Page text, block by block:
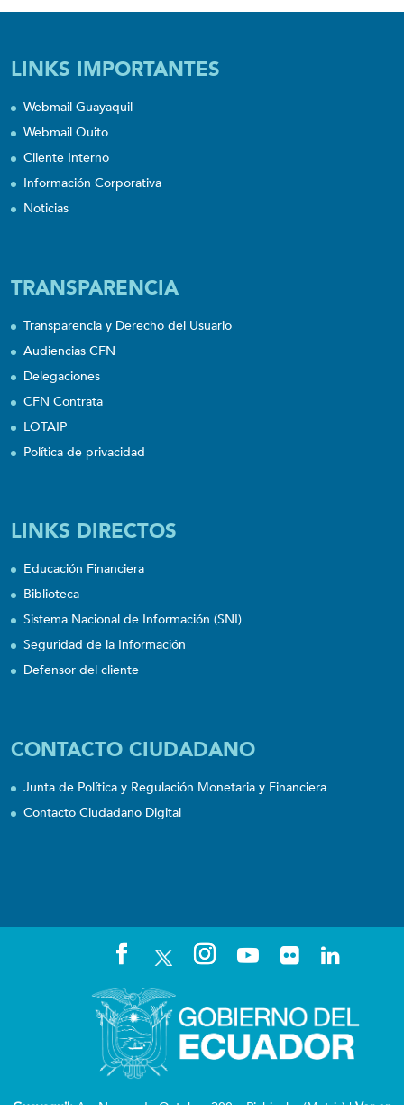
LINKS IMPORTANTES
Webmail Guayaquil
Webmail Quito
Cliente Interno
Información Corporativa
Noticias
TRANSPARENCIA
Transparencia y Derecho del Usuario
Audiencias CFN
Delegaciones
CFN Contrata
LOTAIP
Política de privacidad
LINKS DIRECTOS
Educación Financiera
Biblioteca
Sistema Nacional de Información (SNI)
Seguridad de la Información
Defensor del cliente
CONTACTO CIUDADANO
Junta de Política y Regulación Monetaria y Financiera
Contacto Ciudadano Digital